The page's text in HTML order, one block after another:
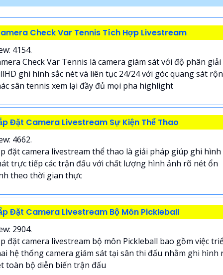
Check Var Tennis Tích Hợp Livestream
4154.
Check Var Tennis là camera giám sát với độ phân giải
ghi hình sắc nét và liên tục 24/24 với góc quang sát
sân tennis xem lại đầy đủ mọi pha highlight
Đặt Camera Livestream Sự Kiện Thể Thao
4662.
đặt camera livestream thể thao là giải pháp giúp ghi hình
trực tiếp các trận đấu với chất lượng hình ảnh rõ nét ổn
theo thời gian thực
Đặt Camera Livestream Bộ Môn Pickleball
2904.
đặt camera livestream bộ môn Pickleball bao gồm việc
hệ thống camera giám sát tại sân thi đấu nhằm ghi hình
toàn bộ diễn biến trận đấu